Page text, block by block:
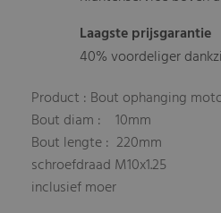
Laagste prijsgarantie
40% voordeliger
Product : Bout ophanging
Bout diam
Bout lengte : 220mm
schroefdraad M10x1.25
inclusief moer